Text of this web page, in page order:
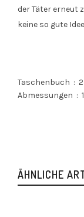
der Täter erneut
keine so gute
Taschenbuch ‏ : ‎
Abmessungen ‏ : ‎
ÄHNLICHE